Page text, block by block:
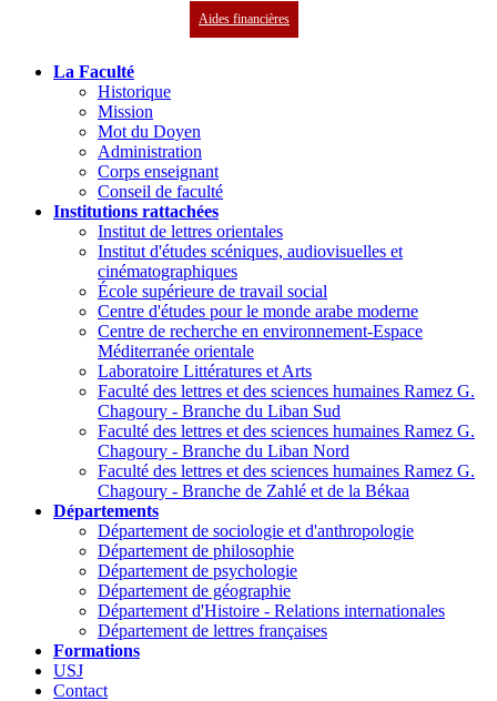
Aides financières
La Faculté
Historique
Mission
Mot du Doyen
Administration
Corps enseignant
Conseil de faculté
Institutions rattachées
Institut de lettres orientales
Institut d'études scéniques, audiovisuelles et
cinématographiques
École supérieure de travail social
Centre d'études pour le monde arabe moderne
Centre de recherche en environnement-Espace
Méditerranée orientale
Laboratoire Littératures et Arts
Faculté des lettres et des sciences humaines Ramez G.
Chagoury - Branche du Liban Sud
Faculté des lettres et des sciences humaines Ramez G.
Chagoury - Branche du Liban Nord
Faculté des lettres et des sciences humaines Ramez G.
Chagoury - Branche de Zahlé et de la Békaa
Départements
Département de sociologie et d'anthropologie
Département de philosophie
Département de psychologie
Département de géographie
Département d'Histoire - Relations internationales
Département de lettres françaises
Formations
USJ
Contact